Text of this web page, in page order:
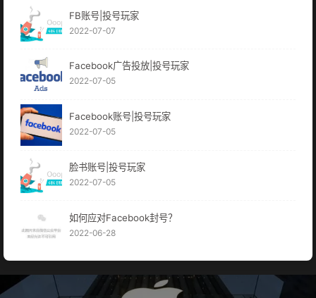
FB账号|投号玩家
2022-07-07
Facebook广告投放|投号玩家
2022-07-05
Facebook账号|投号玩家
2022-07-05
脸书账号|投号玩家
2022-07-05
如何应对Facebook封号？
2022-06-28